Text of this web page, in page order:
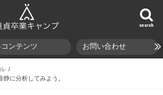
search
ンテンツ お問い合わせ
に分析してみよう。